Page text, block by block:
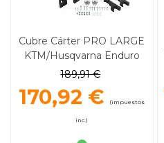
Cubre Cárter PRO LARGE
KTM/Husqvarna Enduro
701/690 MOOSE RACING
189,91 €
170,92 € (impuestos
inc.)